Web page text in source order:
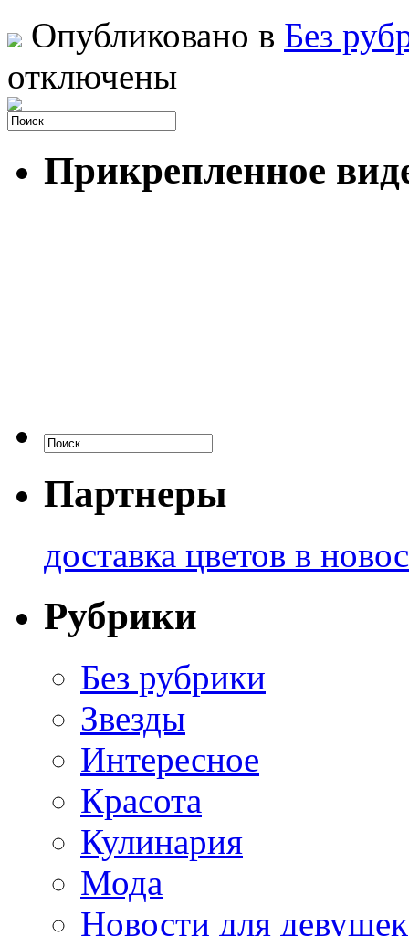
Опубликовано в Без
отключены
Прикрепленное
Партнеры
доставка цветов в
Рубрики
Без рубрики
Звезды
Интересное
Красота
Кулинария
Мода
Новости для девушек